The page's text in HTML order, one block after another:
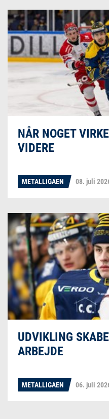
NÅR NOGET
VIDERE
METALLIGAEN 08. juli
UDVIKLING
ARBEJDE
METALLIGAEN 06. juli